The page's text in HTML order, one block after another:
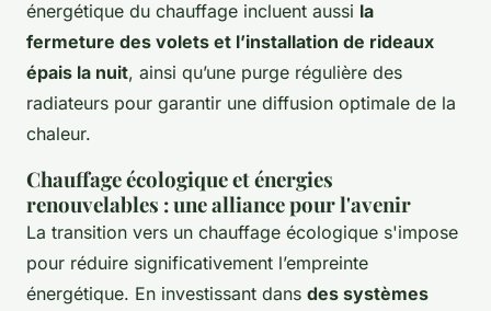
énergétique du chauffage incluent aussi la
fermeture des volets et l’installation de rideaux
épais la nuit, ainsi qu’une purge régulière des
radiateurs pour garantir une diffusion optimale de la
chaleur.
Chauffage écologique et énergies
renouvelables : une alliance pour l'avenir
La transition vers un chauffage écologique s'impose
pour réduire significativement l’empreinte
énergétique. En investissant dans des systèmes